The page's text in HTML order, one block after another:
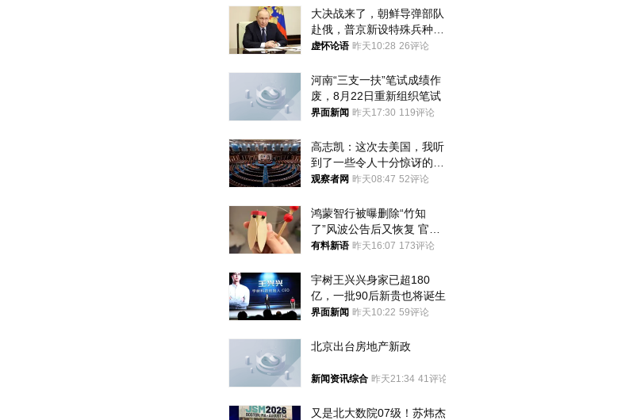
大决战来了，朝鲜导弹部队
赴俄，普京新设特殊兵种，
76岁老将扛旗
虚怀论语 昨天10:28 26评论
河南“三支一扶”笔试成绩作
废，8月22日重新组织笔试
界面新闻 昨天17:30 119评论
高志凯：这次去美国，我听
到了一些令人十分惊讶的消
息
观察者网 昨天08:47 52评论
鸿蒙智行被曝删除“竹知
了”风波公告后又恢复 官媒
曾力挺：劝华为要大度的，
有料新语 昨天16:07 173评论
宇树王兴兴身家已超180
亿，一批90后新贵也将诞生
界面新闻 昨天10:22 59评论
北京出台房地产新政
新闻资讯综合 昨天21:34 41评论
又是北大数院07级！苏炜杰